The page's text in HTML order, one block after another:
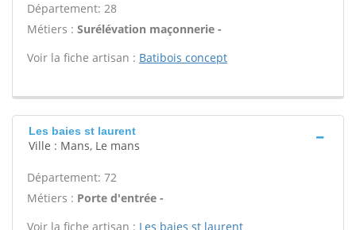
Département: 28
Métiers : Surélévation maçonnerie -
Voir la fiche artisan : Batibois concept
Les baies st laurent
Ville : Mans, Le mans
Département: 72
Métiers : Porte d'entrée -
Voir la fiche artisan : Les baies st laurent